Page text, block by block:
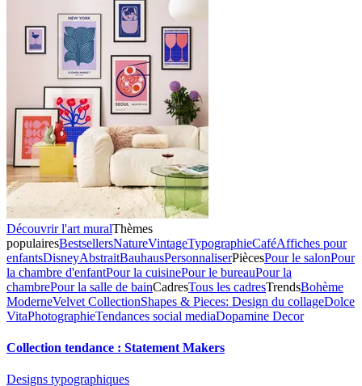
Découvrir l'art muralThèmes
populairesBestsellersNatureVintageTypographieCaféAffiches pour
enfantsDisneyAbstraitBauhausPersonnaliserPiècesPour le salonPour
la chambre d'enfantPour la cuisinePour le bureauPour la
chambrePour la salle de bainCadresTous les cadresTrendsBohème
ModerneVelvet CollectionShapes & Pieces: Design du collageDolce
VitaPhotographieTendances social mediaDopamine Decor
Collection tendance : Statement Makers
Designs typographiques